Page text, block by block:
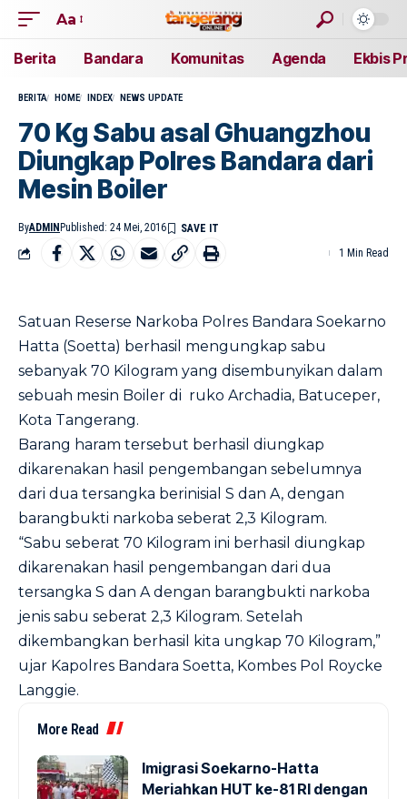
Aa
Berita Bandara Komunitas Agenda Ekbis
BERITA HOME INDEX NEWS UPDATE
70 Kg Sabu asal Ghuangzhou
Diungkap Polres Bandara dari
Mesin Boiler
ByADMIN Published: 24 Mei, 2016
1 Min Read
Satuan Reserse Narkoba Polres Bandara Soekarno
Hatta (Soetta) berhasil mengungkap sabu
sebanyak 70 Kilogram yang disembunyikan dalam
sebuah mesin Boiler di ruko Archadia, Batuceper,
Kota Tangerang.
Barang haram tersebut berhasil diungkap
dikarenakan hasil pengembangan sebelumnya
dari dua tersangka berinisial S dan A, dengan
barangbukti narkoba seberat 2,3 Kilogram.
“Sabu seberat 70 Kilogram ini berhasil diungkap
dikarenakan hasil pengembangan dari dua
tersangka S dan A dengan barangbukti narkoba
jenis sabu seberat 2,3 Kilogram. Setelah
dikembangkan berhasil kita ungkap 70 Kilogram,”
ujar Kapolres Bandara Soetta, Kombes Pol Roycke
Langgie.
More Read
Imigrasi Soekarno-Hatta
Meriahkan HUT ke-81 RI dengan